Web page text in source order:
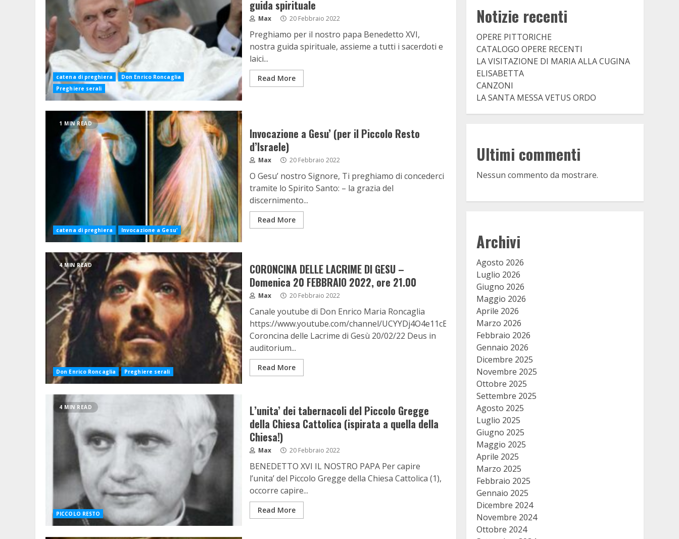
catena di preghiera
Don Enrico Roncaglia
Preghiere serali
guida spirituale
Max 20 Febbraio 2022
Preghiamo per il nostro papa Benedetto XVI,
nostra guida spirituale, assieme a tutti i sacerdoti e
laici...
Read More
1 MIN READ
catena di preghiera Invocazione a Gesu'
Invocazione a Gesu’ (per il Piccolo Resto
d’Israele)
Max 20 Febbraio 2022
O Gesu’ nostro Signore, Ti preghiamo di concederci
tramite lo Spirito Santo: – la grazia del
discernimento...
Read More
4 MIN READ
Don Enrico Roncaglia Preghiere serali
CORONCINA DELLE LACRIME DI GESU –
Domenica 20 FEBBRAIO 2022, ore 21.00
Max 20 Febbraio 2022
Canale youtube di Don Enrico Maria Roncaglia
https://www.youtube.com/channel/UCYYDj4O4e11cE7XNtngkoJA
Coroncina delle Lacrime di Gesù 20/02/22 Deus in
auditorium...
Read More
4 MIN READ
PICCOLO RESTO
L’unita’ dei tabernacoli del Piccolo Gregge
della Chiesa Cattolica (ispirata a quella della
Chiesa!)
Max 20 Febbraio 2022
BENEDETTO XVI IL NOSTRO PAPA Per capire
l’unita’ del Piccolo Gregge della Chiesa Cattolica (1),
occorre capire...
Read More
Notizie recenti
OPERE PITTORICHE
CATALOGO OPERE RECENTI
LA VISITAZIONE DI MARIA ALLA CUGINA
ELISABETTA
CANZONI
LA SANTA MESSA VETUS ORDO
Ultimi commenti
Nessun commento da mostrare.
Archivi
Agosto 2026
Luglio 2026
Giugno 2026
Maggio 2026
Aprile 2026
Marzo 2026
Febbraio 2026
Gennaio 2026
Dicembre 2025
Novembre 2025
Ottobre 2025
Settembre 2025
Agosto 2025
Luglio 2025
Giugno 2025
Maggio 2025
Aprile 2025
Marzo 2025
Febbraio 2025
Gennaio 2025
Dicembre 2024
Novembre 2024
Ottobre 2024